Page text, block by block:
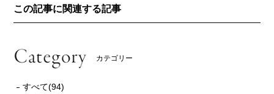
この記事に関連する記事
カテゴリー
すべて(94)